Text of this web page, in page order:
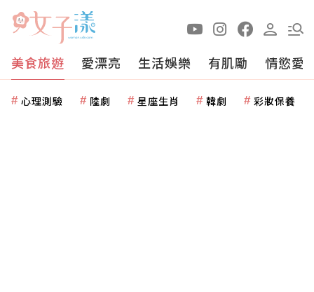
美食旅遊 愛漂亮 生活娛樂 有肌勵 情慾愛
心理測驗 陸劇 星座生肖 韓劇 彩妝保養